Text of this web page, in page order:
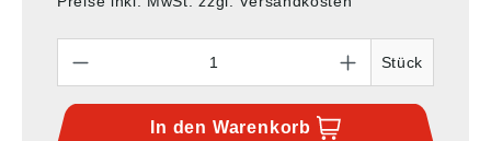
Stück
In den Warenkorb